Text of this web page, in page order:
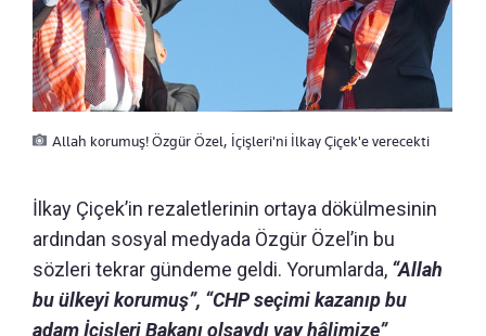
Allah korumuş! Özgür Özel, İçişleri'ni İlkay Çiçek'e verecekti
İlkay Çiçek’in rezaletlerinin ortaya dökülmesinin
ardından sosyal medyada Özgür Özel’in bu
sözleri tekrar gündeme geldi. Yorumlarda, “Allah
bu ülkeyi korumuş”, “CHP seçimi kazanıp bu
adam İçişleri Bakanı olsaydı vay hâlimize”